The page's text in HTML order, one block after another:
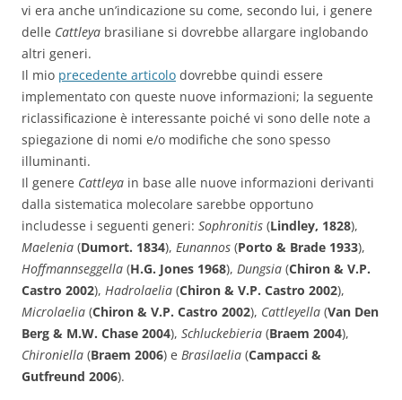
vi era anche un’indicazione su come, secondo lui, i genere
delle Cattleya brasiliane si dovrebbe allargare inglobando
altri generi.
Il mio precedente articolo dovrebbe quindi essere
implementato con queste nuove informazioni; la seguente
riclassificazione è interessante poiché vi sono delle note a
spiegazione di nomi e/o modifiche che sono spesso
illuminanti.
Il genere Cattleya in base alle nuove informazioni derivanti
dalla sistematica molecolare sarebbe opportuno
includesse i seguenti generi: Sophronitis (Lindley, 1828),
Maelenia (Dumort. 1834), Eunannos (Porto & Brade 1933),
Hoffmannseggella (H.G. Jones 1968), Dungsia (Chiron & V.P.
Castro 2002), Hadrolaelia (Chiron & V.P. Castro 2002),
Microlaelia (Chiron & V.P. Castro 2002), Cattleyella (Van Den
Berg & M.W. Chase 2004), Schluckebieria (Braem 2004),
Chironiella (Braem 2006) e Brasilaelia (Campacci &
Gutfreund 2006).